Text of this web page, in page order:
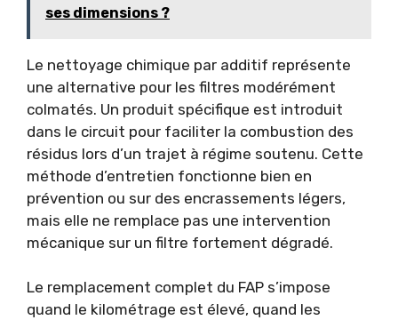
ses dimensions ?
Le nettoyage chimique par additif représente
une alternative pour les filtres modérément
colmatés. Un produit spécifique est introduit
dans le circuit pour faciliter la combustion des
résidus lors d’un trajet à régime soutenu. Cette
méthode d’entretien fonctionne bien en
prévention ou sur des encrassements légers,
mais elle ne remplace pas une intervention
mécanique sur un filtre fortement dégradé.
Le remplacement complet du FAP s’impose
quand le kilométrage est élevé, quand les